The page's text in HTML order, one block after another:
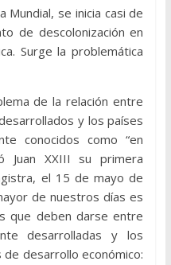
Mundial, se inicia casi de
de descolonización en
Surge la problemática
de la relación entre
y los países
conocidos como “en
Juan XXIII su primera
el 15 de mayo de
de nuestros días es
que deben darse entre
desarrolladas y los
desarrollo económico: